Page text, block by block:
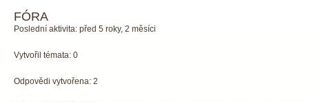
FÓRA
Poslední aktivita: před 5 roky, 2 měsíci
Vytvořil témata: 0
Odpovědi vytvořena: 2